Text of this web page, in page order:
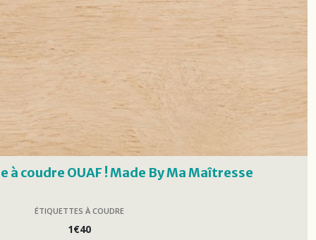
coudre OUAF ! Made By Ma Maîtresse
ÉTIQUETTES À COUDRE
1€40